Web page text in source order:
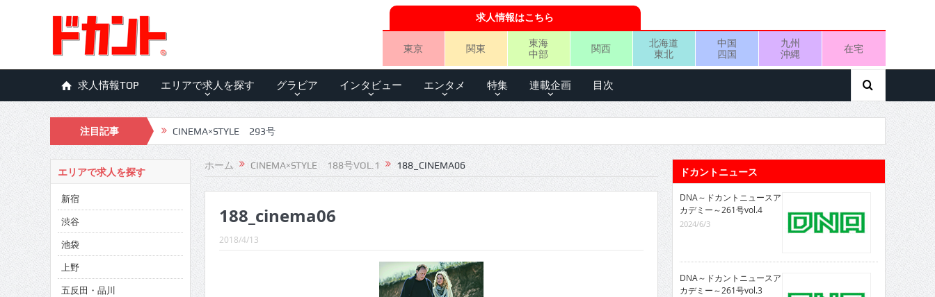
求人情報はこちら
東京 関東
東海
中部
関西
北海道
東北
中国
四国
九州
沖縄
在宅
求人情報TOP エリアで求人を探す グラビア インタビュー エンタメ 特集 連載企画 目次
注目記事 CINEMA×STYLE 293号
CINEMA×STYLE 292号
CINEMA×STYLE 291号
CINEMA×STYLE 290号
CINEMA×STYLE 289号
CINEMA×STYLE 288号
ホーム CINEMA×STYLE 188号VOL.1 188_CINEMA06
188_cinema06
2018/4/13
エリアで求人を探す
新宿
渋谷
池袋
上野
五反田・品川
ドカントニュース
DNA～ドカントニュースア
カデミー～261号vol.4
2024/6/3
DNA～ドカントニュースア
カデミー～261号vol.3